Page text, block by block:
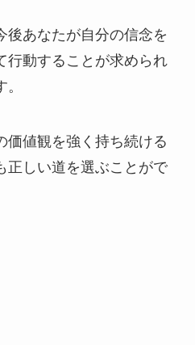
後あなたが自分の信念を
行動することが求められ
価値観を強く持ち続ける
正しい道を選ぶことがで